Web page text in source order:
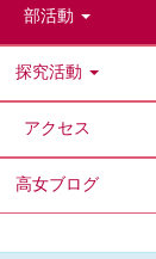
部活動
探究活動
アクセス
高女ブログ